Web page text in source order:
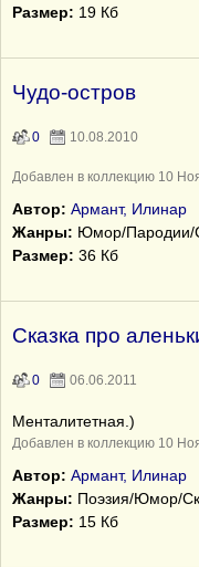
Размер: 19 Кб
Чудо-остров
0 10.08.2010
Добавлен в коллекцию 10
Автор: Армант, Илинар
Жанры: Юмор/Пародии/
Размер: 36 Кб
Сказка про
0 06.06.2011
Менталитетная.)
Добавлен в коллекцию 10
Автор: Армант, Илинар
Жанры: Поэзия/Юмор/
Размер: 15 Кб